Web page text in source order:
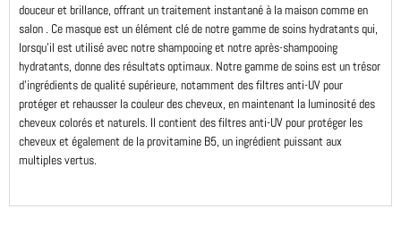
douceur et brillance, offrant un traitement instantané à la maison comme en
salon . Ce masque est un élément clé de notre gamme de soins hydratants qui,
lorsqu’il est utilisé avec notre shampooing et notre après-shampooing
hydratants, donne des résultats optimaux. Notre gamme de soins est un trésor
d’ingrédients de qualité supérieure, notamment des filtres anti-UV pour
protéger et rehausser la couleur des cheveux, en maintenant la luminosité des
cheveux colorés et naturels. Il contient des filtres anti-UV pour protéger les
cheveux et également de la provitamine B5, un ingrédient puissant aux
multiples vertus.